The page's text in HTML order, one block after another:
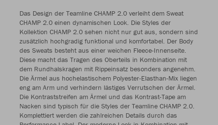
Das Design der Teamline CHAMP 2.0 verleiht dem Sweat
CHAMP 2.0 einen dynamischen Look. Die Styles der
Kollektion CHAMP 2.0 sehen nicht nur gut aus, sondern sind
zusätzlich hochgradig funktional und komfortabel. Der Body
des Sweats besteht aus einer weichen Fleece-Innenseite.
Diese macht das Tragen des Oberteils in Kombination mit
dem Rundhalskragen mit Rippeinsatz besonders angenehm.
Die Ärmel aus hochelastischem Polyester-Elasthan-Mix liegen
eng am Arm und verhindern lästiges Verrutschen der Ärmel.
Die Kontraststreifen am Ärmel und das Kontrast-Tape am
Nacken sind typisch für die Styles der Teamline CHAMP 2.0.
Komplettiert werden die zahlreichen Details durch das